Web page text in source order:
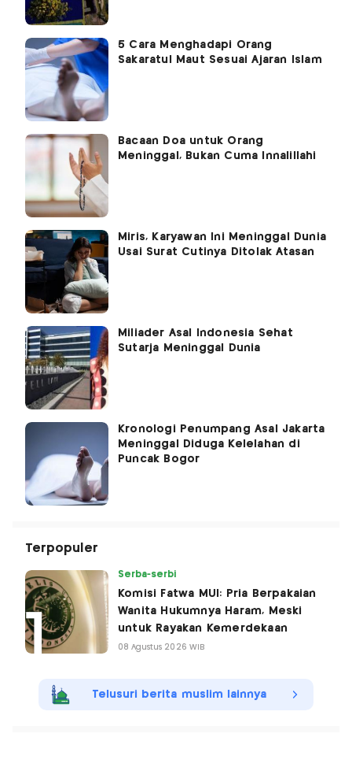
5 Cara Menghadapi Orang
Sakaratul Maut Sesuai Ajaran Islam
Bacaan Doa untuk Orang
Meninggal, Bukan Cuma Innalillahi
Miris, Karyawan Ini Meninggal Dunia
Usai Surat Cutinya Ditolak Atasan
Miliader Asal Indonesia Sehat
Sutarja Meninggal Dunia
Kronologi Penumpang Asal Jakarta
Meninggal Diduga Kelelahan di
Puncak Bogor
Terpopuler
Serba-serbi
Komisi Fatwa MUI: Pria Berpakaian
Wanita Hukumnya Haram, Meski
untuk Rayakan Kemerdekaan
08 Agustus 2026 WIB
Telusuri berita muslim lainnya